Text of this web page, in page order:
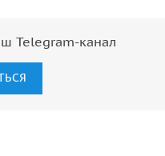
Telegram-канал